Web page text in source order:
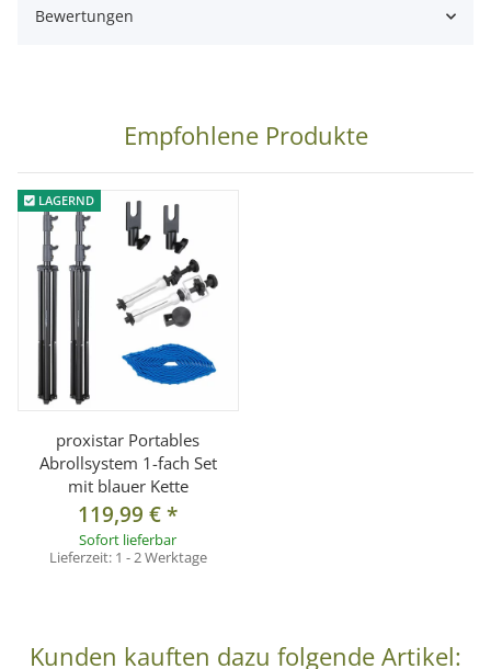
Originalfarbton abweichen
Lieferumfang:
1x Hintergrundkarton 1,6x2,5m, Farbe: GRUNGE SKY
Bewertungen
Empfohlene Produkte
LAGERND
proxistar Portables
Abrollsystem 1-fach Set
mit blauer Kette
119,99 €*
Sofort lieferbar
Lieferzeit: 1 - 2 Werktage
Kunden kauften dazu folgende Artikel: